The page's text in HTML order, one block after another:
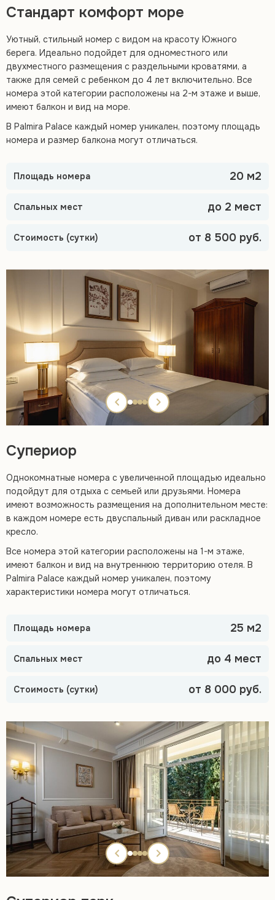
Стандарт комфорт море
Уютный, стильный номер с видом на красоту Южного
берега. Идеально подойдет для одноместного или
двухместного размещения с раздельными кроватями, а
также для семей с ребенком до 4 лет включительно. Все
номера этой категории расположены на 2-м этаже и выше,
имеют балкон и вид на море.
В Palmira Palace каждый номер уникален, поэтому площадь
номера и размер балкона могут отличаться.
Площадь номера 20 м2
Спальных мест до 2 мест
Стоимость (сутки) от 8 500 руб.
Супериор
Однокомнатные номера с увеличенной площадью идеально
подойдут для отдыха с семьей или друзьями. Номера
имеют возможность размещения на дополнительном месте:
в каждом номере есть двуспальный диван или раскладное
кресло.
Все номера этой категории расположены на 1-м этаже,
имеют балкон и вид на внутреннюю территорию отеля. В
Palmira Palace каждый номер уникален, поэтому
характеристики номера могут отличаться.
Площадь номера 25 м2
Спальных мест до 4 мест
Стоимость (сутки) от 8 000 руб.